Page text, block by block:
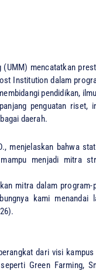
mencatatkan
Institution dalam
pendidikan,
penguatan riset,
daerah.
menjelaskan bahwa
menjadi mitra
mitra dalam program-
kami menandai
dari visi
Green Farming,